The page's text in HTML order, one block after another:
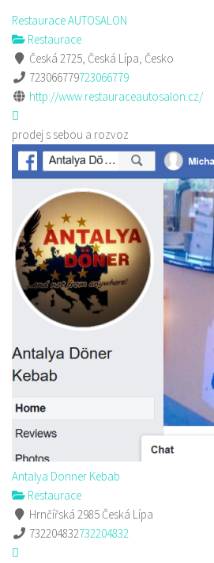
Restaurace AUTOSALON
Restaurace
Česká 2725, Česká Lípa, Česko
723066779723066779
http://www.restauraceautosalon.cz/
prodej s sebou a rozvoz
Antalya Donner Kebab
Restaurace
Hrnčířská 2985 Česká Lípa
732204832732204832